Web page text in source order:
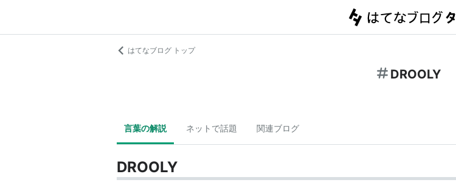
はてなブログ トップ
DROOLY
言葉の解説 ネットで話題 関連ブログ
DROOLY